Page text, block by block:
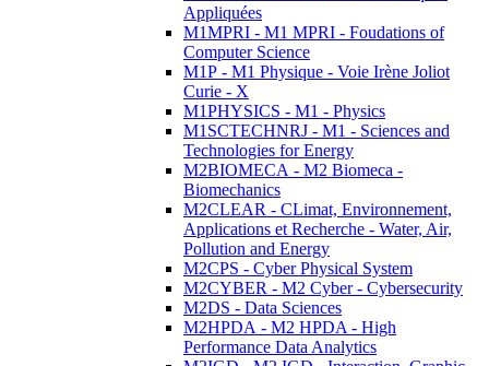
Appliquées
M1MPRI - M1 MPRI - Foudations of
Computer Science
M1P - M1 Physique - Voie Irène Joliot
Curie - X
M1PHYSICS - M1 - Physics
M1SCTECHNRJ - M1 - Sciences and
Technologies for Energy
M2BIOMECA - M2 Biomeca -
Biomechanics
M2CLEAR - CLimat, Environnement,
Applications et Recherche - Water, Air,
Pollution and Energy
M2CPS - Cyber Physical System
M2CYBER - M2 Cyber - Cybersecurity
M2DS - Data Sciences
M2HPDA - M2 HPDA - High
Performance Data Analytics